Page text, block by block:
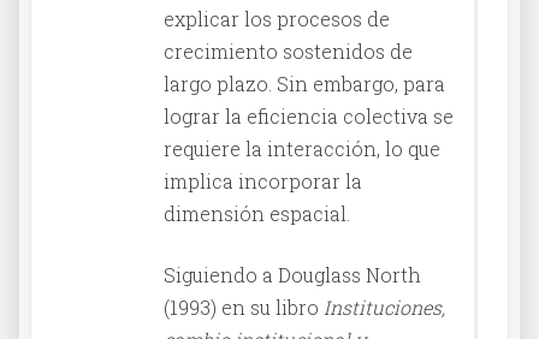
explicar los procesos de
crecimiento sostenidos de
largo plazo. Sin embargo, para
lograr la eficiencia colectiva se
requiere la interacción, lo que
implica incorporar la
dimensión espacial.
Siguiendo a Douglass North
(1993) en su libro Instituciones,